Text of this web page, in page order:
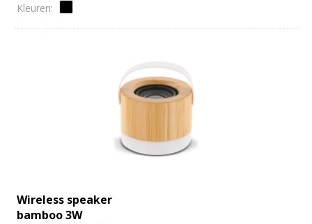
Wireless speaker
bamboo 3W